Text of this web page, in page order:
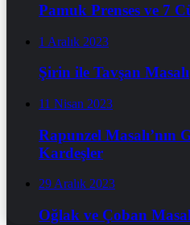
Pamuk Prenses ve 7
1 Aralık 2023
Şirin ile Tavşan Masalı
11 Nisan 2023
Rapunzel Masalı’nın
Kardeşler
29 Aralık 2023
Oğlak ve Çoban